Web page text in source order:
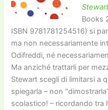
Books
ISBN 9781781254516) si
ma non necessariamente
Odifreddi, né
Ma anziché trattarli per
Stewart scegli di limitarsi a
spiegarla – non
scolastico! – ricordando tra